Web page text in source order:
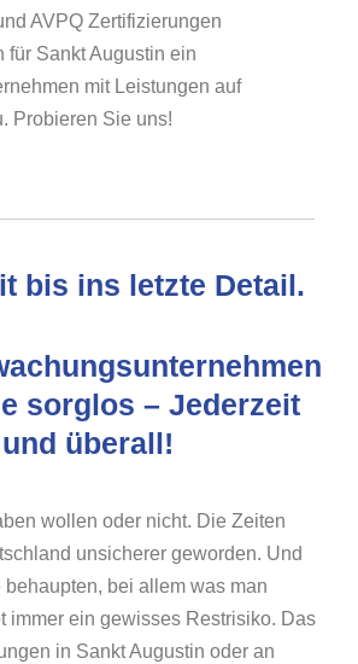
AVPQ Zertifizierungen
für Sankt Augustin ein
mit Leistungen auf
Probieren Sie uns!
bis ins letzte Detail.
sorglos – Jederzeit
und überall!
wollen oder nicht. Die Zeiten
unsicherer geworden. Und
bei allem was man
immer ein gewisses Restrisiko. Das
in Sankt Augustin oder an